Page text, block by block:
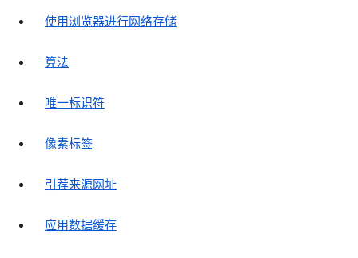
使用浏览器进行网络存储
算法
唯一标识符
像素标签
引荐来源网址
应用数据缓存